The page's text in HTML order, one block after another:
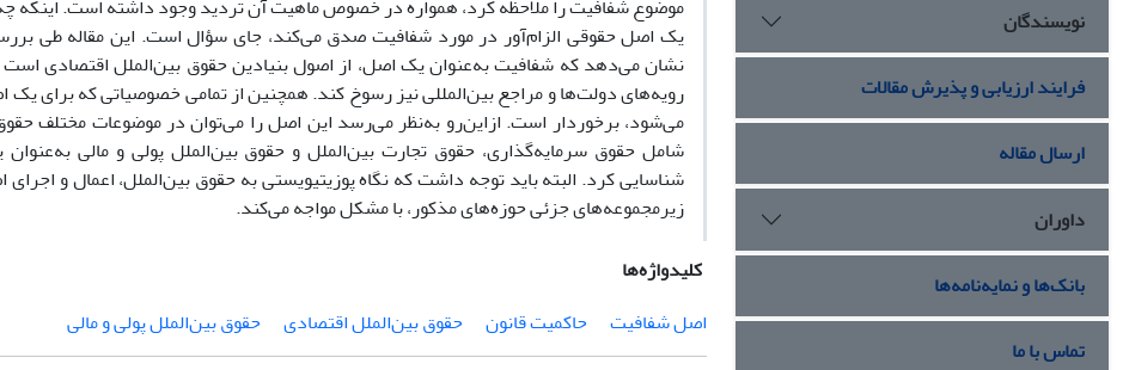
موضوع شفافیت را ملاحظه کرد، همواره در خصوص ماهیت آن تردید وجود داشته است. اینکه
یک اصل حقوقی الزام‌آور در مورد شفافیت صدق می‌کند، جای سؤال است. این مقاله طی
نشان می‌دهد که شفافیت به‌عنوان یک اصل، از اصول بنیادین حقوق بین‌الملل اقتصادی
رویه‌های دولت‌ها و مراجع بین‌المللی نیز رسوخ کند. همچنین از تمامی خصوصیاتی که برای
می‌شود، برخوردار است. ازاین‌رو به‌نظر می‌رسد این اصل را می‌توان در موضوعات مختلف
شامل حقوق سرمایه‌گذاری، حقوق تجارت بین‌الملل و حقوق بین‌الملل پولی و مالی
شناسایی کرد. البته باید توجه داشت که نگاه پوزیتیویستی به حقوق بین‌الملل، اعمال و
زیرمجموعه‌های جزئی حوزه‌های مذکور، با مشکل مواجه می‌کند.
کلیدواژه‌ها
اصل شفافیت
حاکمیت قانون حقوق بین‌الملل اقتصادی حقوق بین‌الملل پولی و مالی
نویسندگان
فرایند ارزیابی و پذیرش مقالات
ارسال مقاله
داوران
بانک‌ها و نمایه‌نامه‌ها
تماس با ما